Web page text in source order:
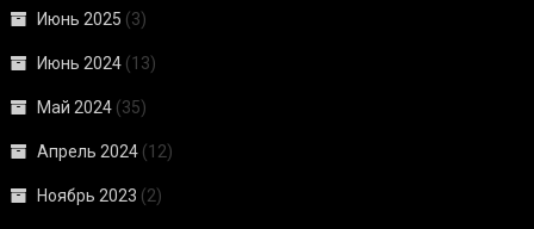
Июнь 2025 (3)
Июнь 2024 (13)
Май 2024 (35)
Апрель 2024 (12)
Ноябрь 2023 (2)